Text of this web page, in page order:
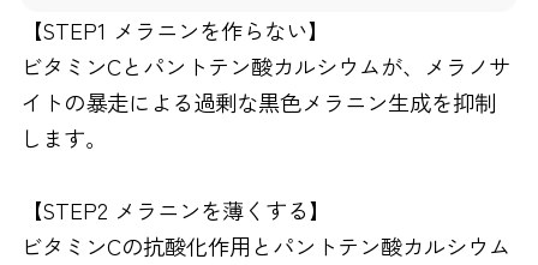
【STEP1 メラニンを作らない】
ビタミンCとパントテン酸カルシウムが、メラノサ
イトの暴走による過剰な黒色メラニン生成を抑制
します。
【STEP2 メラニンを薄くする】
ビタミンCの抗酸化作用とパントテン酸カルシウム